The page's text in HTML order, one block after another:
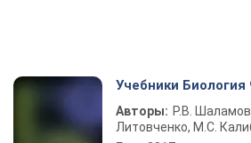
Учебники Биология
Авторы: Р.В.
Литовченко, М.С.